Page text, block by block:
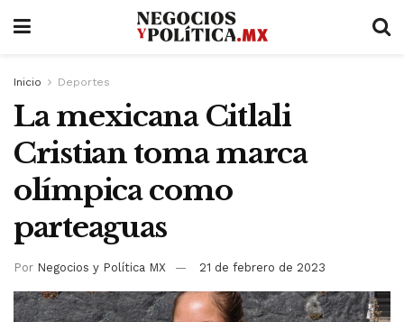
Inicio Deportes
La mexicana Citlali
Cristian toma marca
olímpica como
parteaguas
Por Negocios y Política MX 21 de febrero de 2023